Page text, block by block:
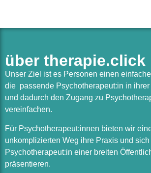
über therapie.click
Unser Ziel ist es Personen einen
die passende Psychotherapeut:in in
und dadurch den Zugang zu
vereinfachen.
Für Psychotherapeut:innen bieten wir
unkomplizierten Weg ihre Praxis und
Psychotherapeut:in einer breiten
präsentieren.